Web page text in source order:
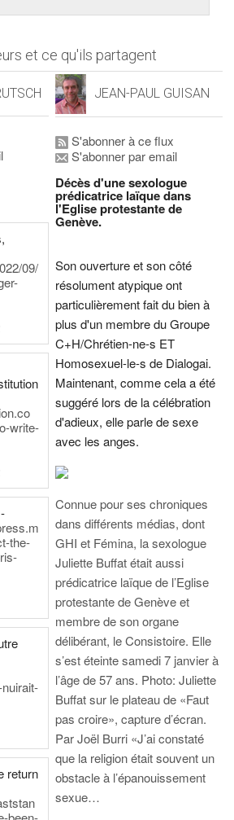
et ce qu'ils partagent
09/
write-
the-
return
JEAN-PAUL GUISAN
S'abonner à ce flux
S'abonner par email
Décès d'une sexologue
prédicatrice laïque dans
l'Eglise protestante de
Genève.
Son ouverture et son côté
résolument atypique ont
particulièrement fait du bien à
plus d'un membre du Groupe
C+H/Chrétien-ne-s ET
Homosexuel-le-s de Dialogai.
Maintenant, comme cela a été
suggéré lors de la célébration
d'adieux, elle parle de sexe
avec les anges.
Connue pour ses chroniques
dans différents médias, dont
GHI et Fémina, la sexologue
Juliette Buffat était aussi
prédicatrice laïque de l’Eglise
protestante de Genève et
membre de son organe
délibérant, le Consistoire. Elle
s’est éteinte samedi 7 janvier à
l’âge de 57 ans. Photo: Juliette
Buffat sur le plateau de «Faut
pas croire», capture d’écran.
Par Joël Burri «J’ai constaté
que la religion était souvent un
obstacle à l’épanouissement
sexue…